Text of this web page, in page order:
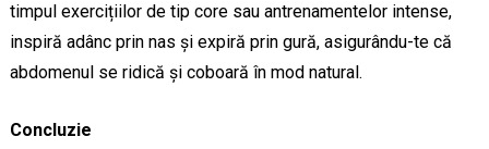
timpul exercițiilor de tip core sau antrenamentelor intense,
inspiră adânc prin nas și expiră prin gură, asigurându-te că
abdomenul se ridică și coboară în mod natural.
Concluzie